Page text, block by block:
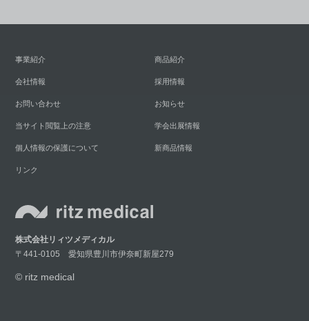
株式会社リィツメディカル
〒441-0105 愛知県豊川市伊奈町新屋279
© ritz medical
事業紹介 商品紹介
会社情報 採用情報
お問い合わせ お知らせ
当サイト閲覧上の注意 学会出展情報
個人情報の保護について 新商品情報
リンク